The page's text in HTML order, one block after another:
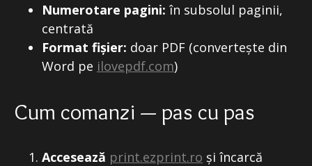
Numerotare pagini: în subsolul paginii,
centrată
Format fișier: doar PDF (convertește din
Word pe ilovepdf.com)
Cum comanzi — pas cu pas
Accesează print.ezprint.ro și încarcă